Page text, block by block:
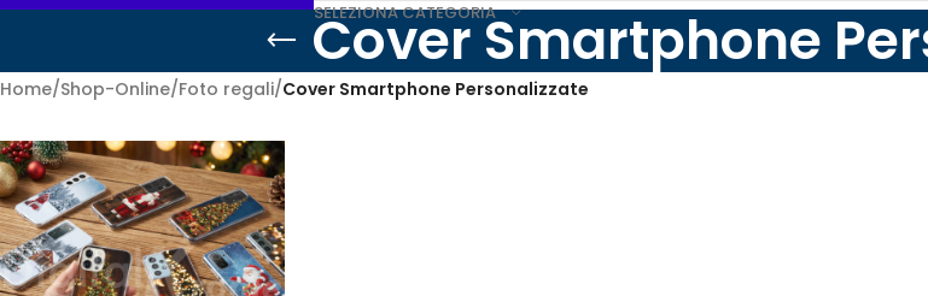
SELEZIONA CATEGORIA
Cover Smartphone
Home/Shop-Online/Foto regali/Cover Smartphone Personalizzate